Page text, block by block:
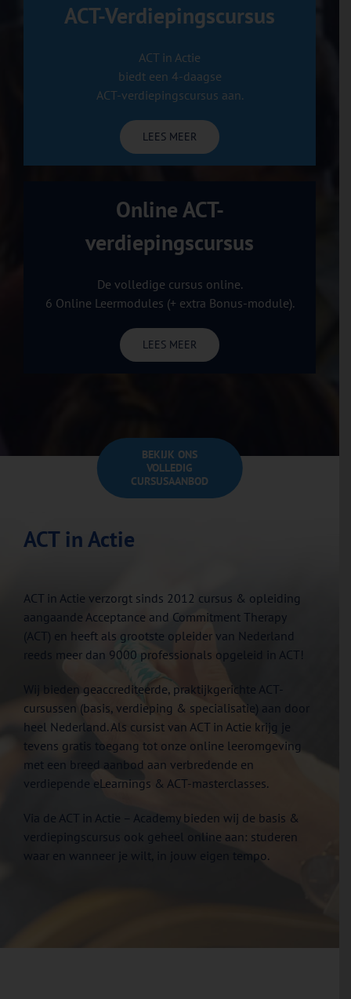
ACT-Verdiepingscursus
ACT in Actie
biedt een 4-daagse
ACT-verdiepingscursus aan.
LEES MEER
Online ACT-
verdiepingscursus
De volledige cursus online.
6 Online Leermodules (+ extra Bonus-module).
LEES MEER
BEKIJK ONS
VOLLEDIG
CURSUSAANBOD
ACT in Actie
ACT in Actie verzorgt sinds 2012 cursus & opleiding
aangaande Acceptance and Commitment Therapy
(ACT) en heeft als grootste opleider van Nederland
reeds meer dan 9000 professionals opgeleid in ACT!
Wij bieden geaccrediteerde, praktijkgerichte ACT-
cursussen (basis, verdieping & specialisatie) aan door
heel Nederland. Als cursist van ACT in Actie krijg je
tevens gratis toegang tot onze online leeromgeving
met een breed aanbod aan verbredende en
verdiepende eLearnings & ACT-masterclasses.
Via de ACT in Actie – Academy bieden wij de basis &
verdiepingscursus ook geheel online aan: studeren
waar en wanneer je wilt, in jouw eigen tempo.